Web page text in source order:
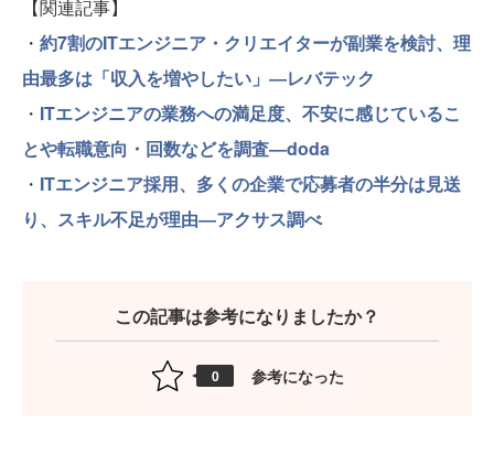
【関連記事】
・ 約7割のITエンジニア・クリエイターが副業を検討、理
由最多は「収入を増やしたい」―レバテック
・ ITエンジニアの業務への満足度、不安に感じているこ
とや転職意向・回数などを調査―doda
・ ITエンジニア採用、多くの企業で応募者の半分は見送
り、スキル不足が理由―アクサス調べ
この記事は参考になりましたか？
0 参考になった